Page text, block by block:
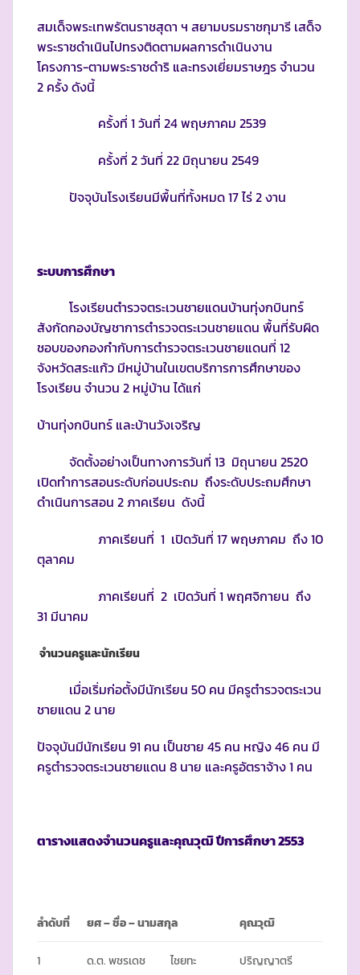
สมเด็จพระเทพรัตนราชสุดา ฯ สยามบรมราชกุมารี เสด็จ
พระราชดำเนินไปทรงติดตามผลการดำเนินงาน
โครงการ-ตามพระราชดำริ และทรงเยี่ยมราษฎร จำนวน
2 ครั้ง ดังนี้
ครั้งที่ 1 วันที่ 24 พฤษภาคม 2539
ครั้งที่ 2 วันที่ 22 มิถุนายน 2549
ปัจจุบันโรงเรียนมีพื้นที่ทั้งหมด 17 ไร่ 2 งาน
ระบบการศึกษา
โรงเรียนตำรวจตระเวนชายแดนบ้านทุ่งกบินทร์
สังกัดกองบัญชาการตำรวจตระเวนชายแดน พื้นที่รับผิด
ชอบของกองกำกับการตำรวจตระเวนชายแดนที่ 12
จังหวัดสระแก้ว มีหมู่บ้านในเขตบริการการศึกษาของ
โรงเรียน จำนวน 2 หมู่บ้าน ได้แก่
บ้านทุ่งกบินทร์ และบ้านวังเจริญ
จัดตั้งอย่างเป็นทางการวันที่ 13 มิถุนายน 2520
เปิดทำการสอนระดับก่อนประถม ถึงระดับประถมศึกษา
ดำเนินการสอน 2 ภาคเรียน ดังนี้
ภาคเรียนที่ 1 เปิดวันที่ 17 พฤษภาคม ถึง 10
ตุลาคม
ภาคเรียนที่ 2 เปิดวันที่ 1 พฤศจิกายน ถึง
31 มีนาคม
จำนวนครูและนักเรียน
เมื่อเริ่มก่อตั้งมีนักเรียน 50 คน มีครูตำรวจตระเวน
ชายแดน 2 นาย
ปัจจุบันมีนักเรียน 91 คน เป็นชาย 45 คน หญิง 46 คน มี
ครูตำรวจตระเวนชายแดน 8 นาย และครูอัตราจ้าง 1 คน
ตารางแสดงจำนวนครูและคุณวุฒิ ปีการศึกษา2553
ลำดับที่ ยศ– ชื่อ – นามสกุล คุณวุฒิ
1 ด.ต. พชรเดช ไชยทะ ปริญญาตรี